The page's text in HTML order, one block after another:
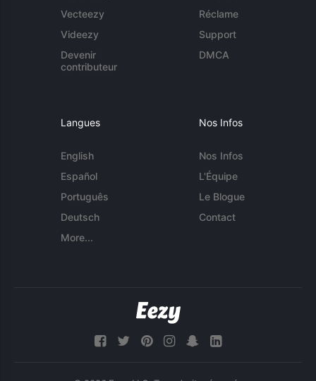
Vecteezy
Videezy
Devenir
contributeur
Réclame
Support
DMCA
Langues
English
Español
Português
Deutsch
More...
Nos Infos
Nos Infos
L'Équipe
Le Blogue
Contact